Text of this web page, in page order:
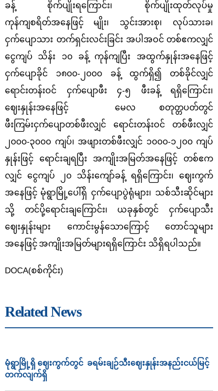
ခန့်
စိုက်ပျိုးရကြောင်း၊ စိုက်ပျိုးထုတ်လုပ်မှု
ကုန်ကျစရိတ်အနေဖြင့်
မျိုး၊ သွင်းအားစု၊ လုပ်သားခ၊
ငှက်ပျောသား တက်ရှင်းလင်းခြင်း အပါအဝင် တစ်ဧကလျှင်
ငွေကျပ်
သိန်း ၁၀ ခန့် ကုန်ကျပြီး အထွက်နှုန်းအနေဖြင့်
ငှက်ပျောခိုင် ၁၈၀၀-၂၀၀၀ ခန့် ထွက်ရှိ၍ တစ်ခိုင်လျှင်
ရောင်းတန်းဝင် ငှက်ပျောဖီး ၄-၅ ဖီးခန့် ရရှိကြောင်း၊
ဈေးနှုန်းအနေဖြင့် မေလ စတုတ္တပတ်တွင်
ဖီးကြမ်းငှက်ပျောတစ်ဖီးလျှင် ရောင်းတန်းဝင် တစ်ဖီးလျှင်
၂၀၀၀-၃၀၀၀ ကျပ်၊ အဖျားတစ်ဖီးလျှင် ၁၀၀၀-၁၂၀၀ ကျပ်
နှုန်းဖြင့် ရောင်းချရပြီး အကျိုးအမြတ်အနေဖြင့် တစ်ဧက
လျှင် ငွေကျပ် ၂၀ သိန်းကျော်ခန့် ရရှိကြောင်း၊ ဈေးကွက်
အနေဖြင့် မုံရွာမြို့ပေါ်ရှိ ငှက်‌ပျောပွဲရုံများ၊ သစ်သီးဆိုင်များ
သို့ တင်ပို့ရောင်းချကြောင်း၊ ယခုနှစ်တွင် ငှက်ပျောသီး
ဈေးနှုန်းများ ကောင်းမွန်သောကြောင့်
တောင်သူများ
အနေဖြင့် အကျိုးအမြတ်များရရှိကြောင်း သိရှိရပါသည်။
DOCA(စစ်ကိုင်း)
Related News
မုံရွာမြို့ရှိ ဈေးကွက်တွင် ခရမ်းချဉ်သီးဈေးနှုန်းအနည်းငယ်မြင့်
တက်လျက်ရှိ